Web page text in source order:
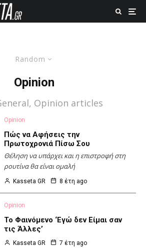
Random
Opinion
Opinion articles
Opinion
Πώς να Αφήσεις την
Πρωτοχρονιά Πίσω Σου
Θέληση να υπάρχει και η επιστροφή στη
ρουτίνα θα είναι ομαλή
Kasseta GR 8 έτη ago
Opinion
Το Φαινόμενο ‘Εγώ δεν Είμαι σαν
τις Άλλες’
Kasseta GR 7 έτη ago